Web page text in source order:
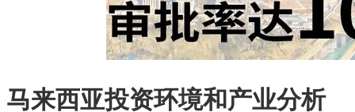
马来西亚投资环境和产业分析